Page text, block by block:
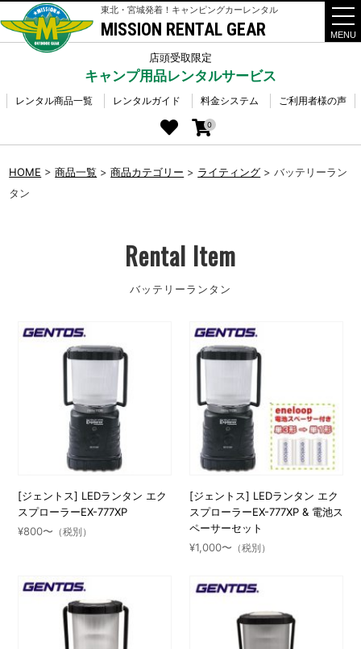
東北・宮城発着！キャンピングカーレンタル
MISSION RENTAL GEAR
t
o
n
g
t
店頭受取限定
キャンプ用品レンタルサービス
レンタル商品一覧 レンタルガイド 料金システム ご利用者様の声
0
HOME >商品一覧 >商品カテゴリー > ライティング >バッテリーラン
タン
Rental Item
バッテリーランタン
[ジェントス] LEDランタン エク
スプローラーEX-777XP
¥800〜 （税別）
[ジェントス] LEDランタン エク
スプローラーEX-777XP & 電池ス
ペーサーセット
¥1,000〜 （税別）